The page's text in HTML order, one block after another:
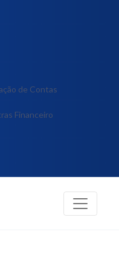
de Contas
Financeiro